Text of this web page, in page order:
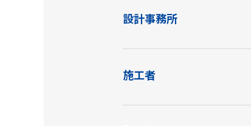
設計事務所
施工者